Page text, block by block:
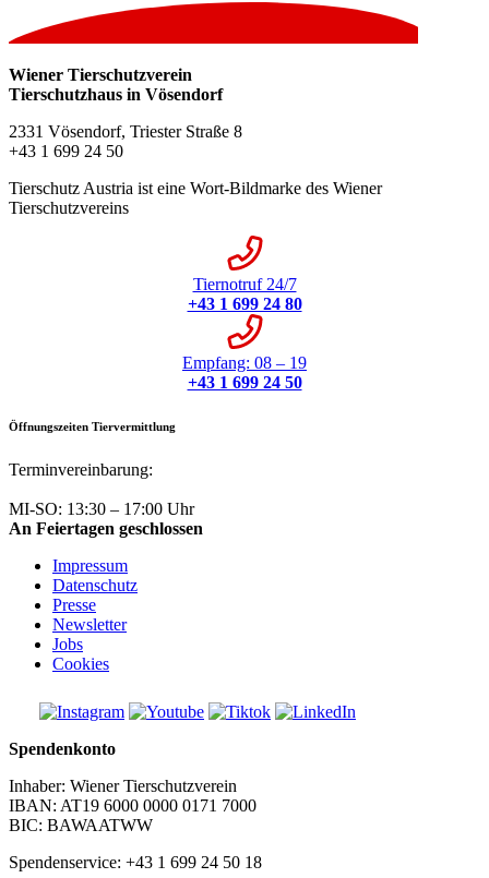
Wiener Tierschutzverein
Tierschutzhaus in Vösendorf
2331 Vösendorf, Triester Straße 8
+43 1 699 24 50
Tierschutz Austria ist eine Wort-Bildmarke des Wiener
Tierschutzvereins
Tiernotruf 24/7
+43 1 699 24 80
Empfang: 08 – 19
+43 1 699 24 50
Öffnungszeiten Tiervermittlung
Terminvereinbarung:
MI-SO: 13:30 – 17:00 Uhr
An Feiertagen geschlossen
Impressum
Datenschutz
Presse
Newsletter
Jobs
Cookies
Spendenkonto
Inhaber: Wiener Tierschutzverein
IBAN: AT19 6000 0000 0171 7000
BIC: BAWAATWW
Spendenservice: +43 1 699 24 50 18